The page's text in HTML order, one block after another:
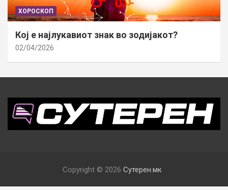
ХОРОСКОП
Кој е најлукавиот знак во зодијакот?
02/04/2026
Copyright © 2026 Сутерен.мк